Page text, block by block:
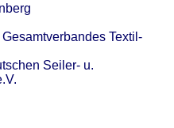
Textil-
Seiler- u.